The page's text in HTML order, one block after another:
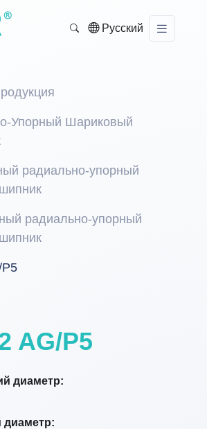
Русский
Упорный Шариковый
радиально-упорный
радиально-упорный
AG/P5
диаметр: